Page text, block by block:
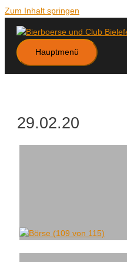
Zum Inhalt springen
Hauptmenü
29.02.20